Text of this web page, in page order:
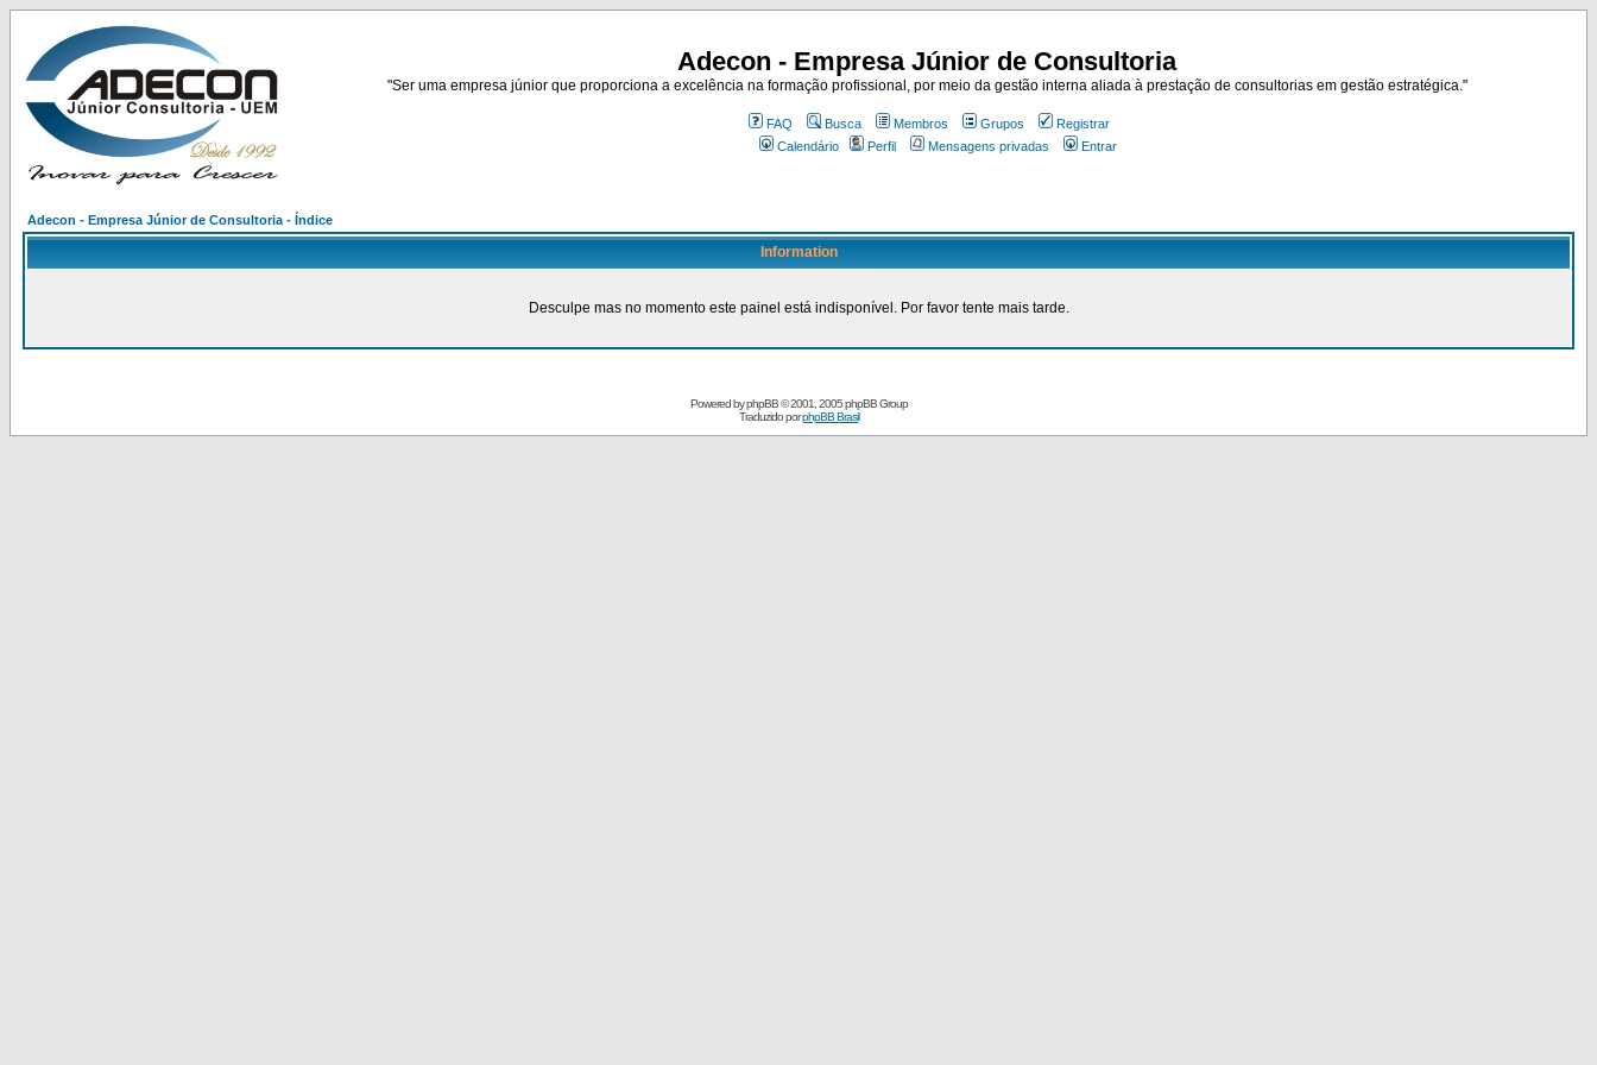
Adecon - Empresa Júnior de Consultoria
"Ser uma empresa júnior que proporciona a excelência na formação profissional, por meio da gestão interna aliada à prestação de consultorias em gestão estratégica."
FAQ Busca Membros Grupos
Registrar
Calendário
Perfil Mensagens privadas Entrar
Adecon - Empresa Júnior de Consultoria - Índice
Information
Desculpe mas no momento este painel está indisponível. Por favor tente mais tarde.
Powered byphpBB© 2001, 2005 phpBB Group
Traduzido porphpBB Brasil